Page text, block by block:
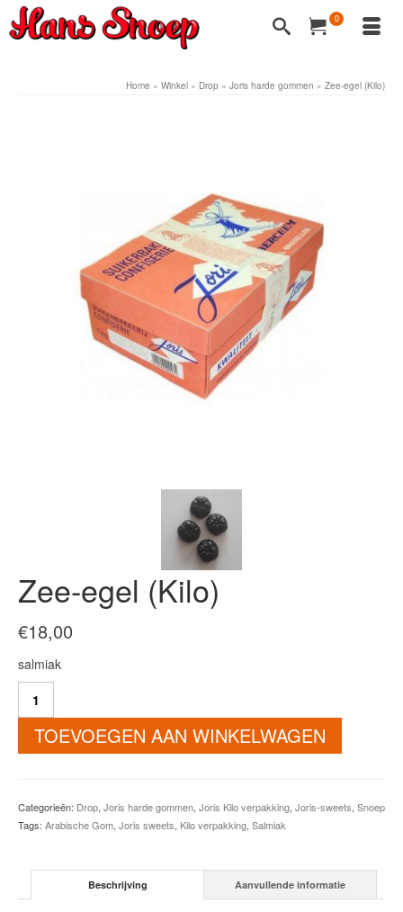
0
Home » Winkel » Drop » Joris harde gommen » Zee-egel (Kilo)
Zee-egel (Kilo)
€18,00
salmiak
egel
(Kilo)
aantal
TOEVOEGEN AAN WINKELWAGEN
Categorieën: Drop, Joris harde gommen, Joris Kilo verpakking, Joris-sweets, Snoep
Tags: Arabische Gom, Joris sweets, Kilo verpakking, Salmiak
Beschrijving Aanvullende informatie